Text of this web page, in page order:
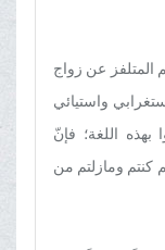
المتلفز عن زواج
واستیائي
بهذه اللغة؛ فإنّ
کنتم ومازلتم من